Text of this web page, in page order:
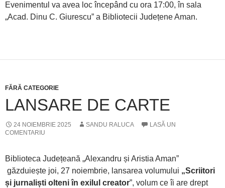
Evenimentul va avea loc începând cu ora 17:00, în sala
„Acad. Dinu C. Giurescu” a Bibliotecii Județene Aman.
FĂRĂ CATEGORIE
LANSARE DE CARTE
24 NOIEMBRIE 2025 SANDU RALUCA
LASĂ UN
COMENTARIU
Biblioteca Județeană „Alexandru și Aristia Aman”
găzduiește joi, 27 noiembrie, lansarea volumului „Scriitori
și jurnaliști olteni în exilul creator”, volum ce îi are drept